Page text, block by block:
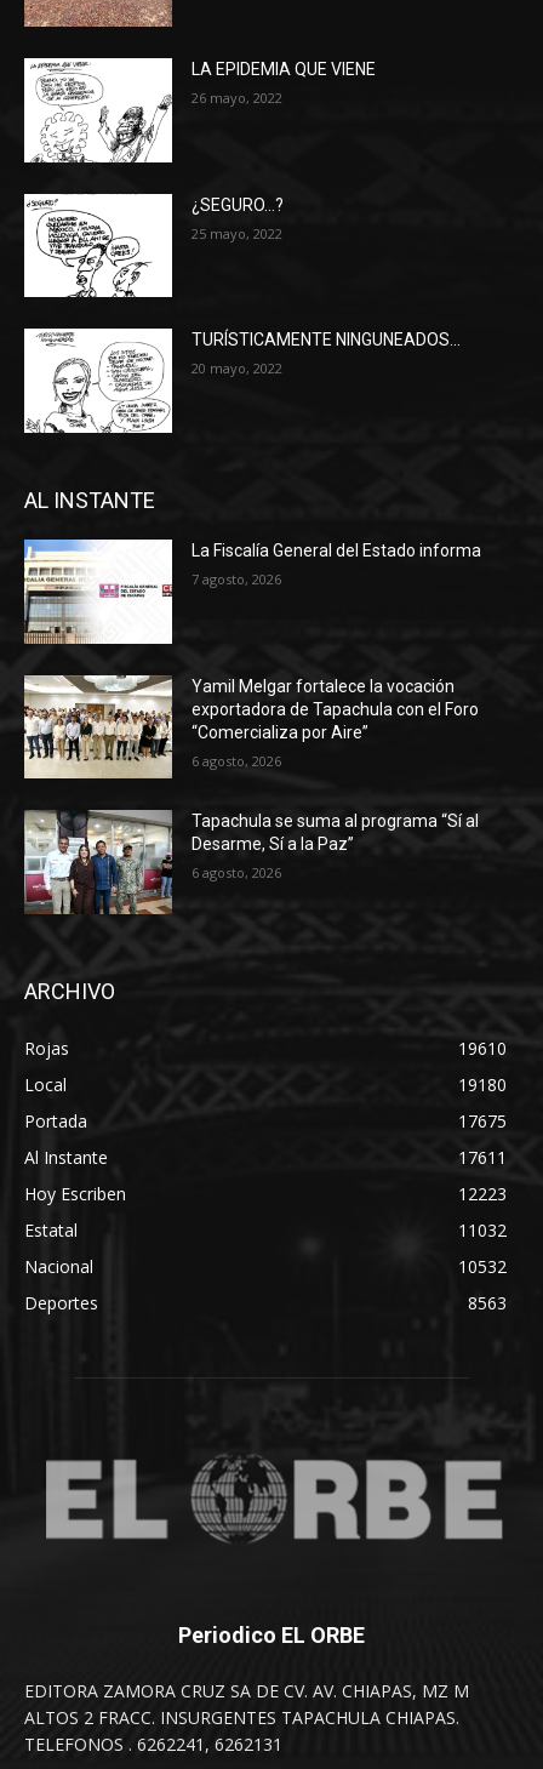
LA EPIDEMIA QUE VIENE
26 mayo, 2022
¿SEGURO…?
25 mayo, 2022
TURÍSTICAMENTE NINGUNEADOS…
20 mayo, 2022
AL INSTANTE
La Fiscalía General del Estado informa
7 agosto, 2026
Yamil Melgar fortalece la vocación
exportadora de Tapachula con el Foro
“Comercializa por Aire”
6 agosto, 2026
Tapachula se suma al programa “Sí al
Desarme, Sí a la Paz”
6 agosto, 2026
ARCHIVO
Rojas
19610
Local
19180
Portada
17675
Al Instante
17611
Hoy Escriben
12223
Estatal
11032
Nacional
10532
Deportes
8563
Periodico EL ORBE
EDITORA ZAMORA CRUZ SA DE CV. AV. CHIAPAS, MZ M
ALTOS 2 FRACC. INSURGENTES TAPACHULA CHIAPAS.
TELEFONOS . 6262241, 6262131